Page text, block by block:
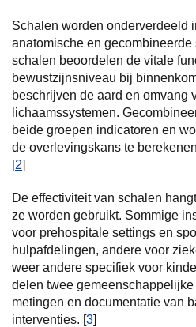
Schalen worden onderverdeeld
anatomische en
schalen beoordelen de vitale
bewustzijnsniveau bij
beschrijven de aard en omvang
lichaamssystemen.
beide groepen indicatoren en
de overlevingskans te
[2]
De effectiviteit van schalen
ze worden gebruikt. Sommige
voor prehospitale settings en
hulpafdelingen, andere voor
weer andere specifiek voor
delen twee
metingen en documentatie van
interventies. [3]